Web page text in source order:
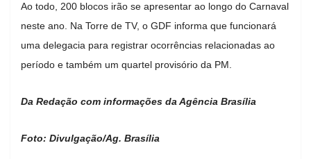
Ao todo, 200 blocos irão se apresentar ao longo do Carnaval
neste ano. Na Torre de TV, o GDF informa que funcionará
uma delegacia para registrar ocorrências relacionadas ao
período e também um quartel provisório da PM.
Da Redação com informações da Agência Brasília
Foto: Divulgação/Ag. Brasília